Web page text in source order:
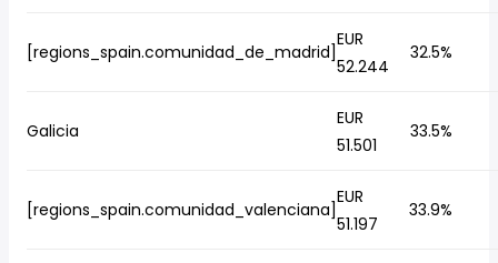
[regions_spain.comunidad_de_madrid]
EUR
52.244
32.5%
Galicia
EUR
51.501
33.5%
[regions_spain.comunidad_valenciana]
EUR
51.197
33.9%